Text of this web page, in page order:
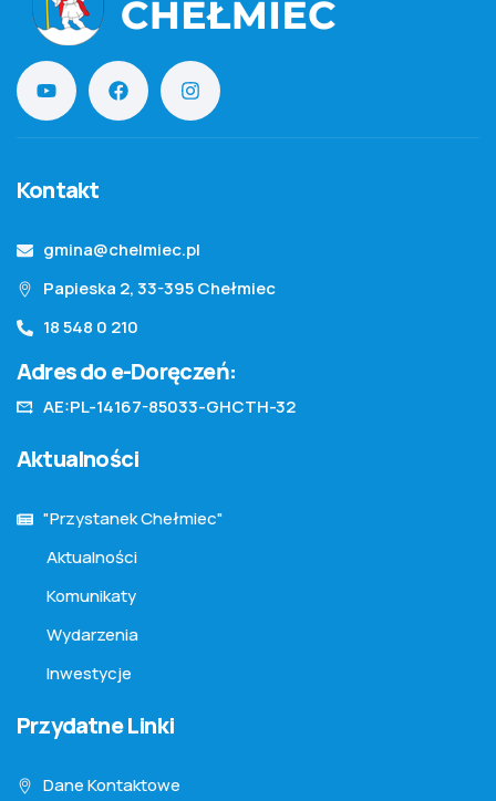
Kontakt
gmina@chelmiec.pl
Papieska 2, 33-395 Chełmiec
18 548 0 210
Adres do e-Doręczeń:
AE:PL-14167-85033-GHCTH-32
Aktualności
"Przystanek Chełmiec"
Aktualności
Komunikaty
Wydarzenia
Inwestycje
Przydatne Linki
Dane Kontaktowe